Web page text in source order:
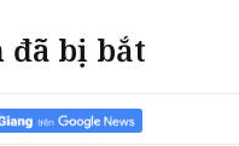
đã bị bắt